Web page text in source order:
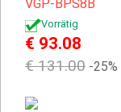
VGP-BPS8B
Vorrätig
€ 93.08
€ 131.00 -25%